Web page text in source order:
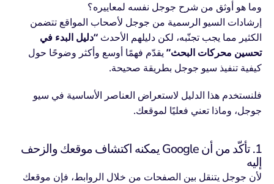
وما هو أوثق من شرح جوجل نفسه لمعاييره؟
إرشادات السيو الرسمية من جوجل لأصحاب المواقع تتضمن
الكثير مما يجب تجنّبه، لكن دليلهم الأحدث “دليل البدء في
تحسين محركات البحث” يقدّم فهمًا أوسع وأكثر وضوحًا حول
كيفية تنفيذ سيو جوجل بطريقة صحيحة.
فلنستخدم هذا الدليل لاستعراض العناصر الأساسية في سيو
جوجل، وماذا تعني فعليًا لموقعك.
1. تأكّد من أن Google يمكنه اكتشاف موقعك والزحف
إليه
لأن جوجل يتنقل بين الصفحات من خلال الروابط، فإن موقعك